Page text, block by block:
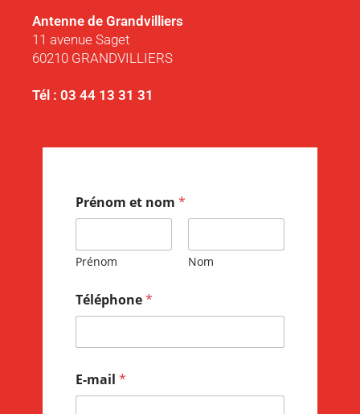
Antenne de Grandvilliers
11 avenue Saget
60210 GRANDVILLIERS
Tél : 03 44 13 31 31
Prénom et nom *
Prénom Nom
Téléphone*
E-mail *